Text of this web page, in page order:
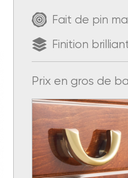
Fait de pin
Finition
Prix en gros de